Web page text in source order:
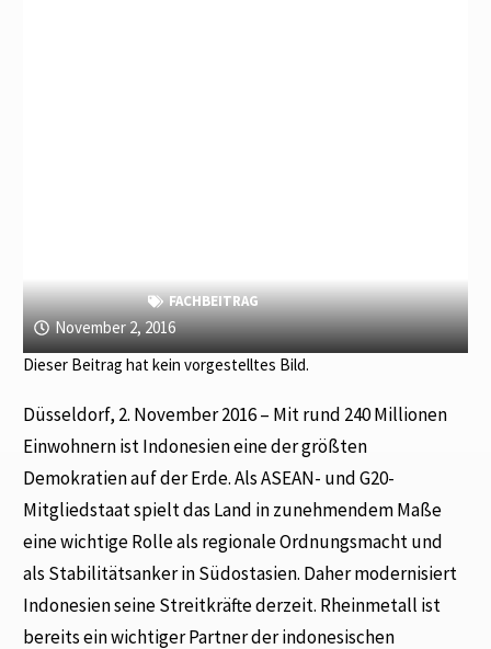
FACHBEITRAG
November 2, 2016
Dieser Beitrag hat kein vorgestelltes Bild.
Düsseldorf, 2. November 2016 – Mit rund 240 Millionen
Einwohnern ist Indonesien eine der größten
Demokratien auf der Erde. Als ASEAN- und G20-
Mitgliedstaat spielt das Land in zunehmendem Maße
eine wichtige Rolle als regionale Ordnungsmacht und
als Stabilitätsanker in Südostasien. Daher modernisiert
Indonesien seine Streitkräfte derzeit. Rheinmetall ist
bereits ein wichtiger Partner der indonesischen